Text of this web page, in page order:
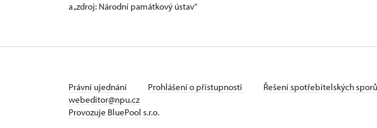
a „zdroj: Národní památkový ústav“
Právní ujednání Prohlášení o přístupnosti Řešení spotřebitelských sporů
webeditor@npu.cz
Provozuje BluePool s.r.o.